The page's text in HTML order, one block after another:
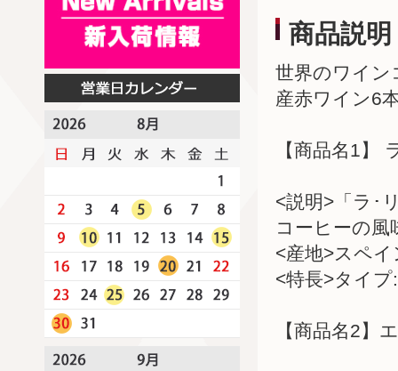
商品説明
世界のワイン
産赤ワイン6
【商品名1】
<説明>「ラ･
コーヒーの
<産地>スペ
<特長>タイ
【商品名2】